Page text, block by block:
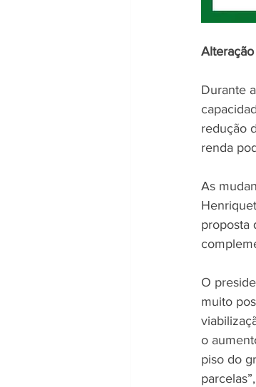
Durante
redução
renda
As
proposta
O
muito
o
piso do